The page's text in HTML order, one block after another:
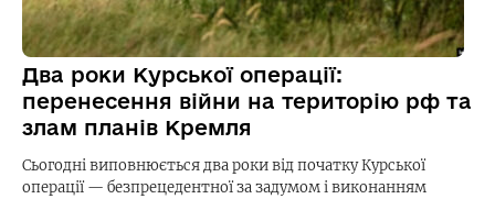
Два роки Курської операції:
перенесення війни на територію рф та
злам планів Кремля
Сьогодні виповнюється два роки від початку Курської
операції — безпрецедентної за задумом і виконанням